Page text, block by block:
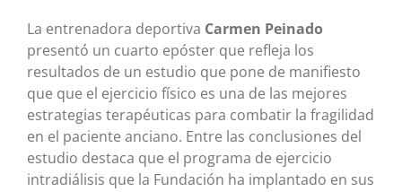
La entrenadora deportiva Carmen Peinado
presentó un cuarto epóster que refleja los
resultados de un estudio que pone de manifiesto
que que el ejercicio físico es una de las mejores
estrategias terapéuticas para combatir la fragilidad
en el paciente anciano. Entre las conclusiones del
estudio destaca que el programa de ejercicio
intradiálisis que la Fundación ha implantado en sus